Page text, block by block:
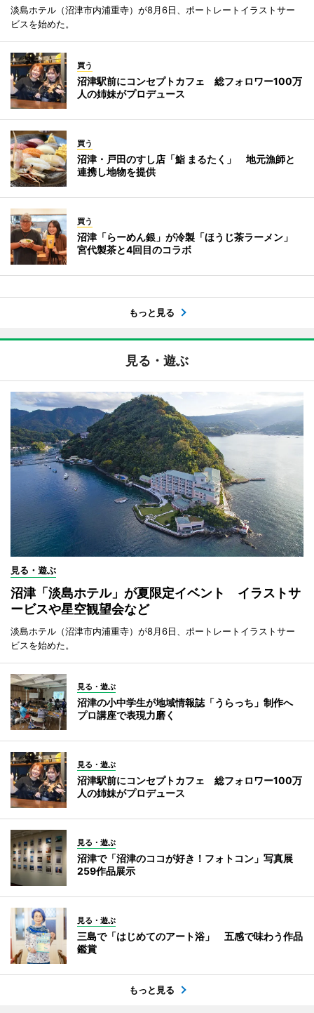
淡島ホテル（沼津市内浦重寺）が8月6日、ポートレートイラストサー
ビスを始めた。
買う
沼津駅前にコンセプトカフェ 総フォロワー100万
人の姉妹がプロデュース
買う
沼津・戸田のすし店「鮨 まるたく」 地元漁師と
連携し地物を提供
買う
沼津「らーめん銀」が冷製「ほうじ茶ラーメン」
宮代製茶と4回目のコラボ
もっと見る
見る・遊ぶ
見る・遊ぶ
沼津「淡島ホテル」が夏限定イベント イラストサ
ービスや星空観望会など
淡島ホテル（沼津市内浦重寺）が8月6日、ポートレートイラストサー
ビスを始めた。
見る・遊ぶ
沼津の小中学生が地域情報誌「うらっち」制作へ
プロ講座で表現力磨く
見る・遊ぶ
沼津駅前にコンセプトカフェ 総フォロワー100万
人の姉妹がプロデュース
見る・遊ぶ
沼津で「沼津のココが好き！フォトコン」写真展
259作品展示
見る・遊ぶ
三島で「はじめてのアート浴」 五感で味わう作品
鑑賞
もっと見る